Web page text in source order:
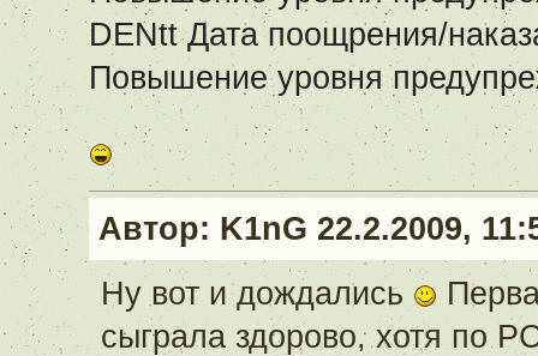
DENtt Дата поощрения/
Повышение уровня
Автор: K1nG 22.2.2009,
Ну вот и дождались
сыграла здорово, хотя по